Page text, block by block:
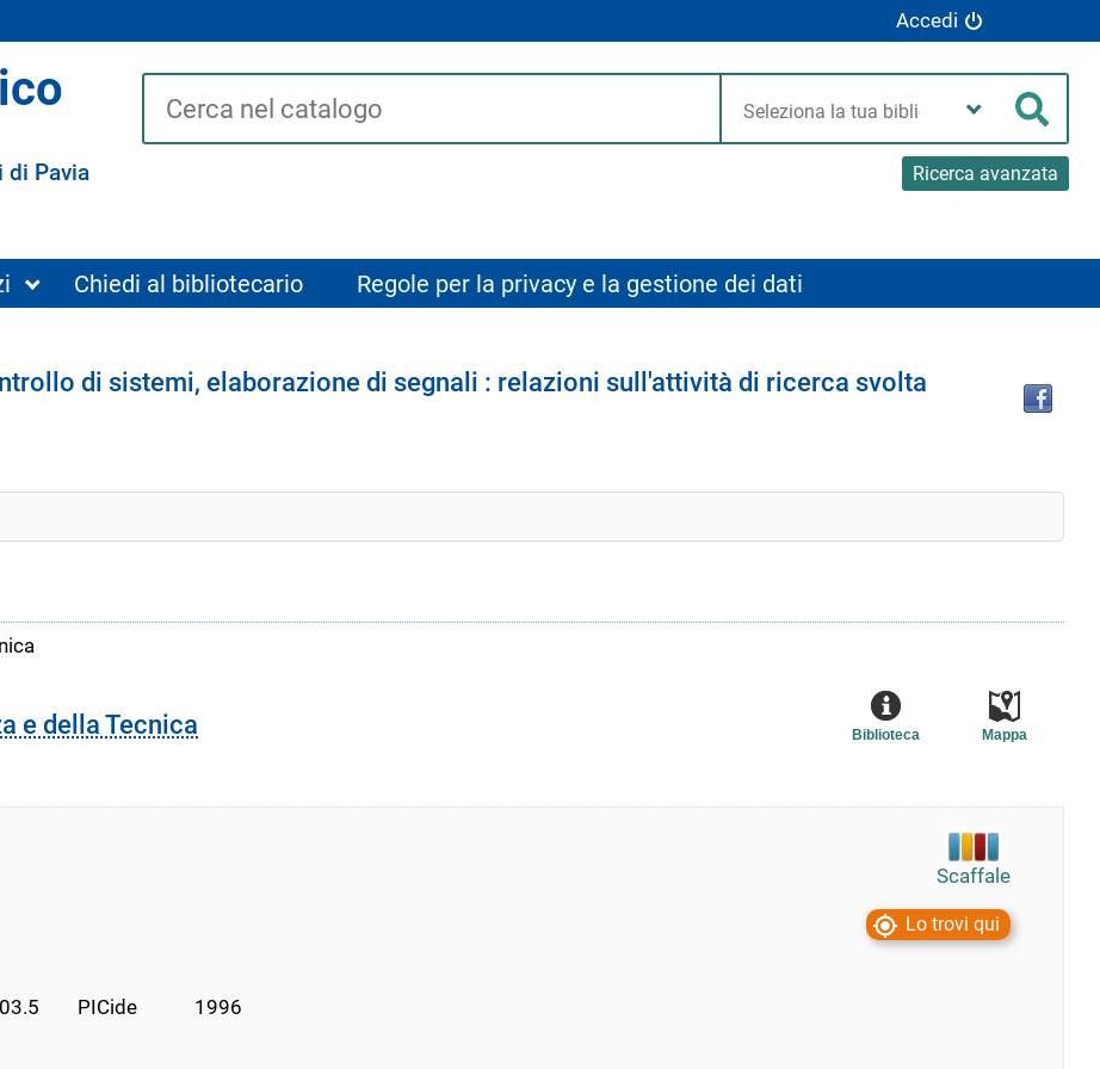
Accedi
di Pavia
Cerca su "Catalogo"
Cerca
Ricerca avanzata
Chiedi al bibliotecario Regole per la privacy e la gestione dei dati
di sistemi, elaborazione di segnali : relazioni sull'attività di ricerca svolta
e della Tecnica Mappa
Biblioteca
PICide            1996
Scaffale
Lo trovi qui